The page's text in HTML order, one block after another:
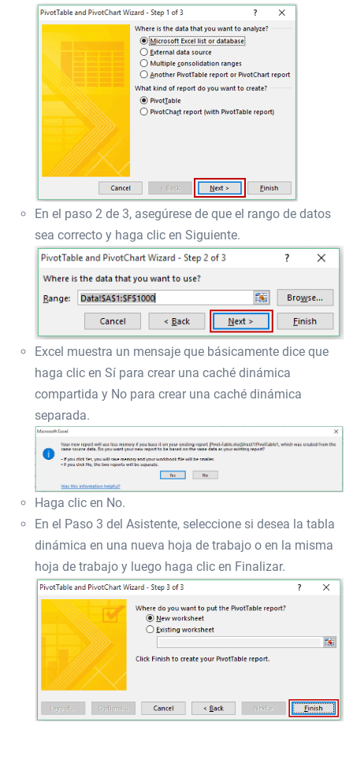
En el paso 2 de 3, asegúrese de que el rango de datos
sea correcto y haga clic en Siguiente.
Excel muestra un mensaje que básicamente dice que
haga clic en Sí para crear una caché dinámica
compartida y No para crear una caché dinámica
separada.
Haga clic en No.
En el Paso 3 del Asistente, seleccione si desea la tabla
dinámica en una nueva hoja de trabajo o en la misma
hoja de trabajo y luego haga clic en Finalizar.